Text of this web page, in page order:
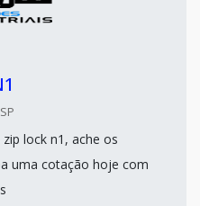
lock n1, ache os
uma cotação hoje com